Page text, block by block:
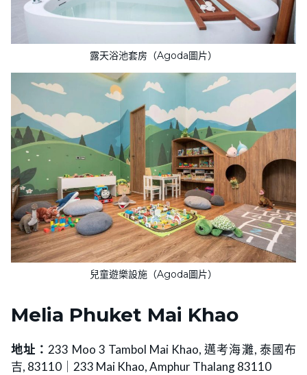
露天浴池套房（Agoda圖片）
兒童遊樂設施（Agoda圖片）
Melia Phuket Mai Khao
地址：233 Moo 3 Tambol Mai Khao, 邁考海灘, 泰國布
吉, 83110｜233 Mai Khao, Amphur Thalang 83110